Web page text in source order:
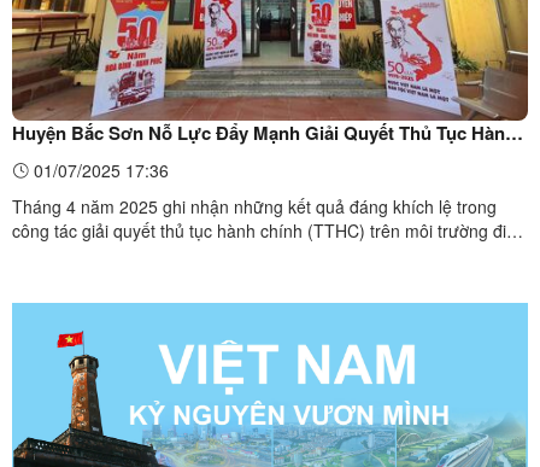
Huyện Bắc Sơn Nỗ Lực Đẩy Mạnh Giải Quyết Thủ Tục Hành
Chính Trực Tuyến: Nhiều Chuyển Biến Tích Cực trong Tháng
4/2025
01/07/2025 17:36
Tháng 4 năm 2025 ghi nhận những kết quả đáng khích lệ trong
công tác giải quyết thủ tục hành chính (TTHC) trên môi trường điện
phòng ban, UBND các xã, thị trấn, huyện đã ...